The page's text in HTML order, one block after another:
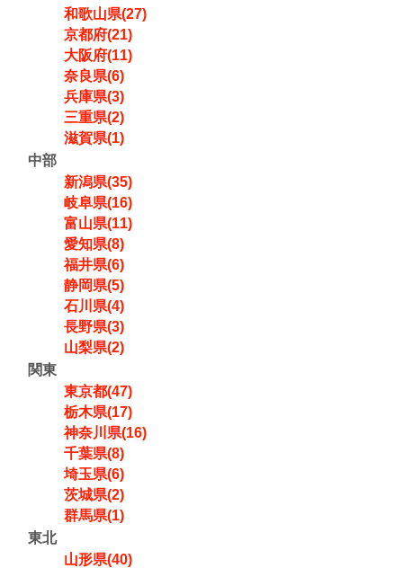
和歌山県(27)
京都府(21)
大阪府(11)
奈良県(6)
兵庫県(3)
三重県(2)
滋賀県(1)
中部
新潟県(35)
岐阜県(16)
富山県(11)
愛知県(8)
福井県(6)
静岡県(5)
石川県(4)
長野県(3)
山梨県(2)
関東
東京都(47)
栃木県(17)
神奈川県(16)
千葉県(8)
埼玉県(6)
茨城県(2)
群馬県(1)
東北
山形県(40)